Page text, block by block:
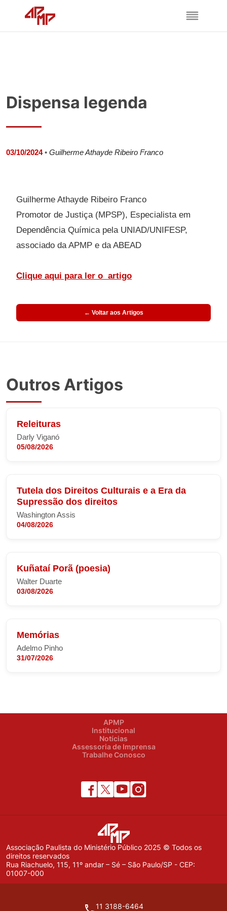
Dispensa legenda
03/10/2024• Guilherme Athayde Ribeiro Franco
Guilherme Athayde Ribeiro Franco
Promotor de Justiça (MPSP), Especialista em
Dependência Química pela UNIAD/UNIFESP,
associado da APMP e da ABEAD
Clique aqui para ler o artigo
← Voltar aos Artigos
Outros Artigos
Releituras
Darly Viganó
05/08/2026
Tutela dos Direitos Culturais e a Era da
Supressão dos direitos
Washington Assis
04/08/2026
Kuñataí Porã (poesia)
Walter Duarte
03/08/2026
Memórias
Adelmo Pinho
31/07/2026
APMP
Institucional
Notícias
Assessoria de Imprensa
Trabalhe Conosco
Associação Paulista do Ministério Público 2025 © Todos os
direitos reservados
Rua Riachuelo, 115, 11º andar – Sé – São Paulo/SP - CEP:
01007-000
11 3188-6464